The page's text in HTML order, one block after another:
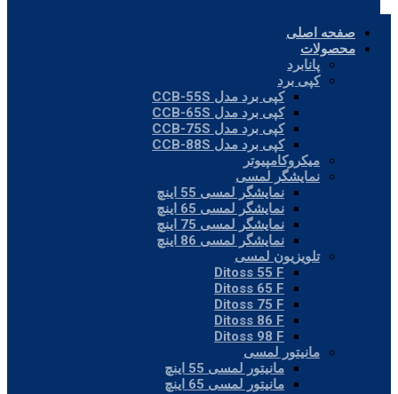
صفحه اصلی
محصولات
پانابرد
کپی برد
کپی برد مدل CCB-55S
کپی برد مدل CCB-65S
کپی برد مدل CCB-75S
کپی برد مدل CCB-88S
میکروکامپیوتر
نمایشگر لمسی
نمایشگر لمسی 55 اینچ
نمایشگر لمسی 65 اینچ
نمایشگر لمسی 75 اینچ
نمایشگر لمسی 86 اینچ
تلویزیون لمسی
Ditoss 55 F
Ditoss 65 F
Ditoss 75 F
Ditoss 86 F
Ditoss 98 F
مانیتور لمسی
مانیتور لمسی 55 اینچ
مانیتور لمسی 65 اینچ